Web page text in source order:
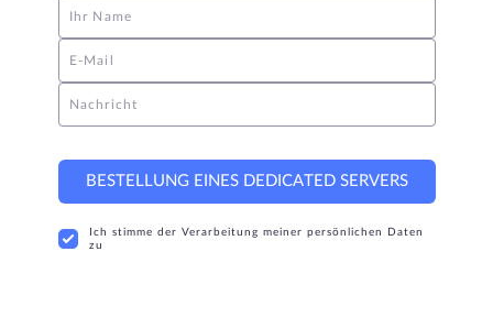
Ihr Name
E-Mail
Nachricht
BESTELLUNG EINES DEDICATED SERVERS
Ich stimme der Verarbeitung meiner persönlichen Daten
zu